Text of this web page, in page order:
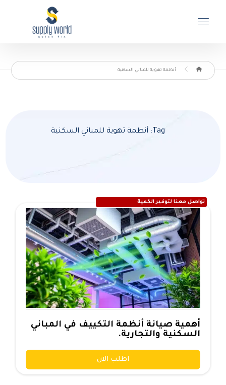
أنظمة تهوية للمباني السكنية
Tag: أنظمة تهوية للمباني السكنية
تواصل معنا لتوفير الكمية
أهمية صيانة أنظمة التكييف في المباني
السكنية والتجارية.
اطلب الان